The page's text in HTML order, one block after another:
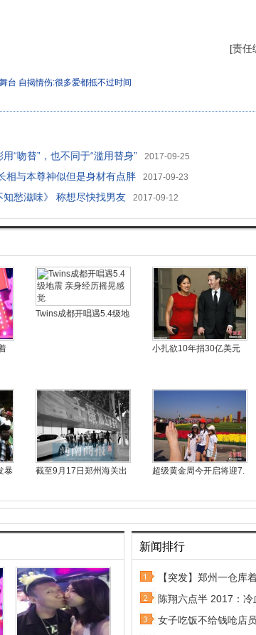
[责任
台 自揭情伤:很多爱都抵不过时间
“吻替”，也不同于“滥用替身” 2017-09-25
相与本尊神似但是身材有点胖 2017-09-23
知愁滋味》 称想尽快找男友 2017-09-12
Twins成都开唱遇5.4级地
小扎欲10年捐30亿美元
暴 截至9月17日郑州海关出 超级黄金周今开启将迎7.
新闻排行
【突发】郑州一仓库
陈翔六点半 2017：
女子吃饭不给钱呛店